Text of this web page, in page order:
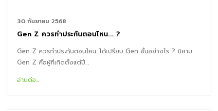
30 กันยายน 2568
Gen Z ควรทำประกันตอนไหน... ?
Gen Z ควรทำประกันตอนไหน...ได้เปรียบ Gen อื่นอย่างไร ? นิยาม
Gen Z คือผู้ที่เกิดตั้งแต่ปี…
อ่านต่อ...